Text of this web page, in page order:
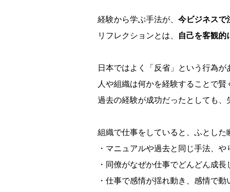
経験から学ぶ手法が、 今ビジネスで
リフレクションとは、
自己を客観的
日本ではよく「反省」という行為が
人や組織は何かを経験することで賢
過去の経験が成功だったとしても、
組織で仕事をしていると、ふとした
・マニュアルや過去と同じ手法、
・同僚がなぜか仕事でどんどん成長
・仕事で感情が揺れ動き、感情で動